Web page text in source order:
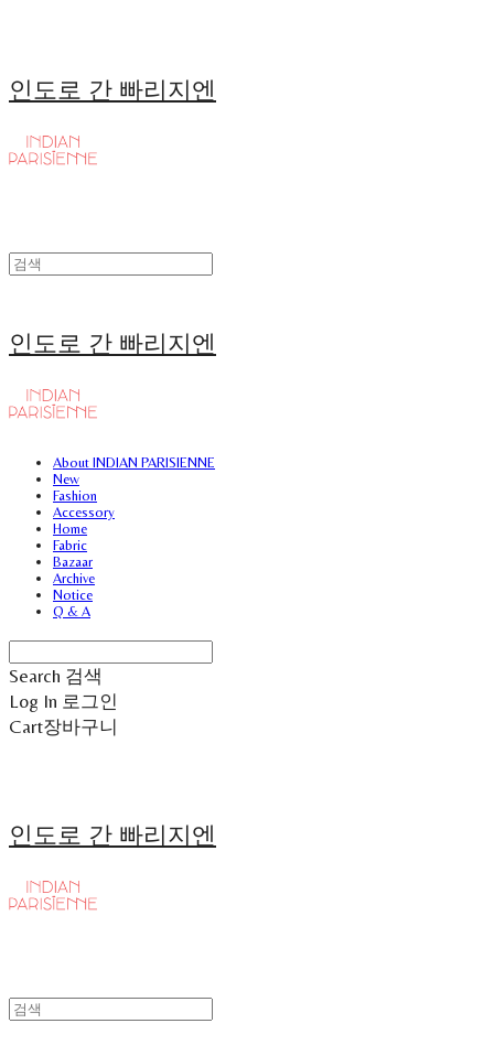
인도로 간 빠리지엔
인도로 간 빠리지엔
About INDIAN PARISIENNE
New
Fashion
Accessory
Home
Fabric
Bazaar
Archive
Notice
Q & A
Search 검색
Log In 로그인
Cart장바구니
인도로 간 빠리지엔